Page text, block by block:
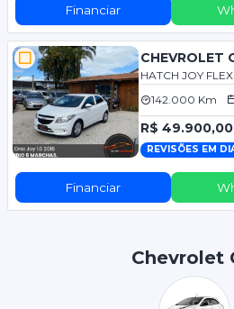
Financiar
CHEVROLET
HATCH JOY
142.000 Km
R$ 49.900,00
REVISÕES EM
Financiar
Chevrolet